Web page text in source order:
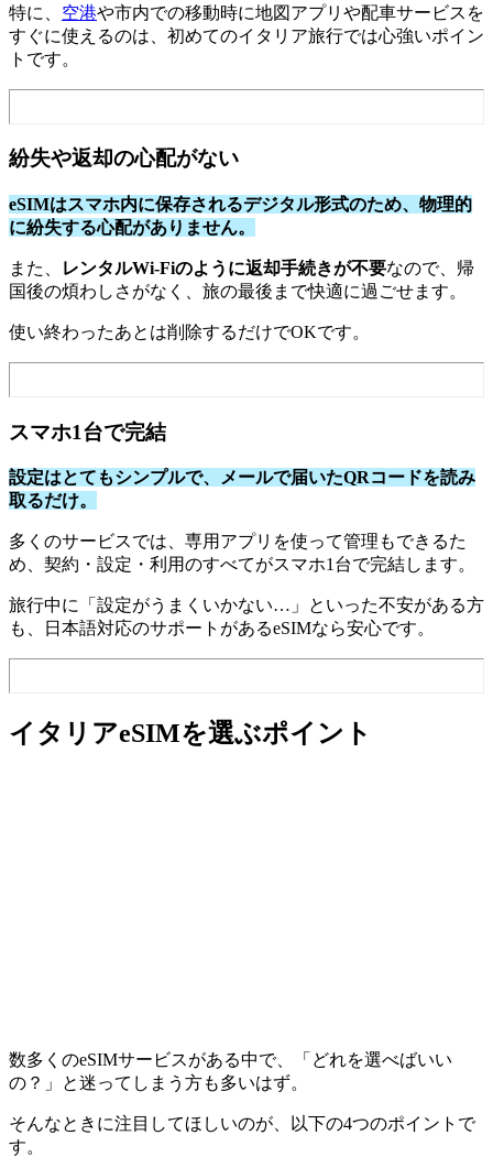
特に、 空港や市内での移動時に地図アプリや配車サービスを
すぐに使えるのは、初めてのイタリア旅行では心強いポイン
トです。
紛失や返却の心配がない
eSIMはスマホ内に保存されるデジタル形式のため、物理的
に紛失する心配がありません。
また、 レンタルWi-Fiのように返却手続きが不要なので、帰
国後の煩わしさがなく、旅の最後まで快適に過ごせます。
使い終わったあとは削除するだけでOKです。
スマホ1台で完結
設定はとてもシンプルで、メールで届いたQRコードを読み
取るだけ。
多くのサービスでは、専用アプリを使って管理もできるた
め、契約・設定・利用のすべてがスマホ1台で完結します。
旅行中に「設定がうまくいかない…」といった不安がある方
も、日本語対応のサポートがあるeSIMなら安心です。
イタリアeSIMを選ぶポイント
数多くのeSIMサービスがある中で、「どれを選べばいい
の？」と迷ってしまう方も多いはず。
そんなときに注目してほしいのが、以下の4つのポイントで
す。